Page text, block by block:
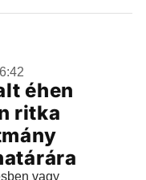
éhen
ritka
vagy